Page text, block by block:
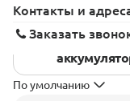
Хочу сдать
свой
По умолчанию
Контакты и
Заказать